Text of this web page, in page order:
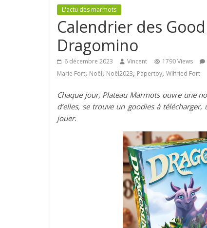
L'actu des marmots
Calendrier des
Dragomino
6 décembre 2023 Vincent 1790 Views
Marie Fort, Noël, Noël2023, Papertoy, Wilfried Fort
Chaque jour, Plateau Marmots ouvre une
d’elles, se trouve un goodies à
jouer.